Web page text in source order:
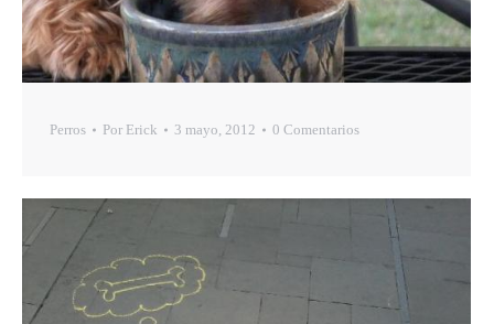
Perros Por Erick 3 mayo, 2012 0 Comentarios